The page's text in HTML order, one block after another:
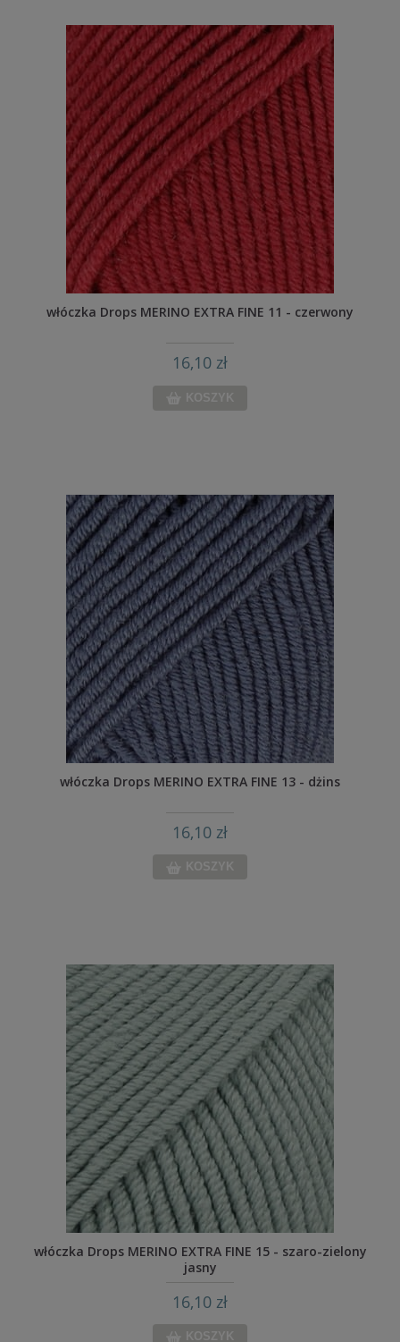
włóczka Drops MERINO EXTRA FINE 11 - czerwony
16,10 zł
KOSZYK
włóczka Drops MERINO EXTRA FINE 13 - dżins
16,10 zł
KOSZYK
włóczka Drops MERINO EXTRA FINE 15 - szaro-zielony
jasny
16,10 zł
KOSZYK